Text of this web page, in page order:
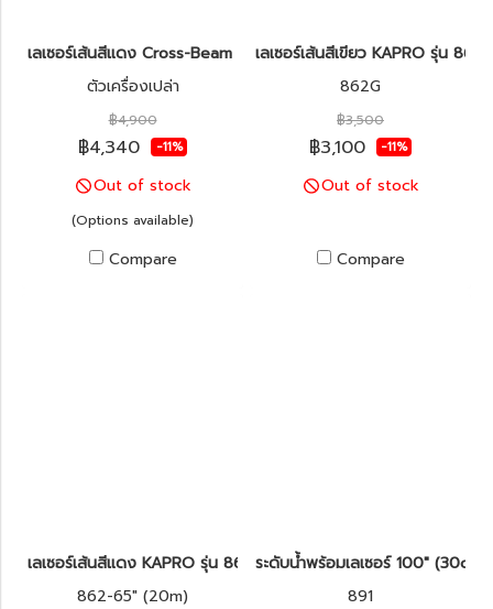
เลเซอร์เส้นสีแดง Cross-Beam KAPRO รุ่น 872 Prolaser®
ตัวเครื่องเปล่า
฿4,900
฿4,340 -11%
Out of stock
(Options available)
Compare
เลเซอร์เส้นสีเขียว KAPRO รุ่น
862G
฿3,500
฿3,100 -11%
Out of stock
Compare
เลเซอร์เส้นสีแดง KAPRO รุ่น 862 Prolaser®
862-65" (20m)
ระดับน้ำพร้อมเลเซอร์ 100"
891